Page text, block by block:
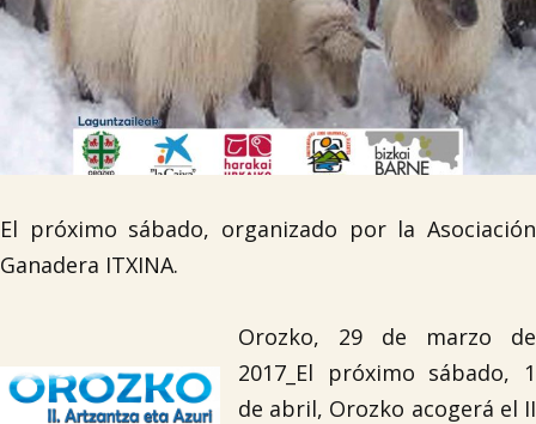
El próximo sábado, organizado por la Asociación
Ganadera ITXINA.
Orozko, 29 de marzo de
2017_El próximo sábado, 1
de abril, Orozko acogerá el II